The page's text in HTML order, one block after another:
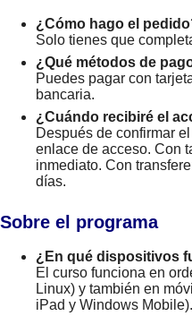
¿Cómo hago el
Solo tienes que
¿Qué métodos de
Puedes pagar con
bancaria.
¿Cuándo recibiré el
Después de confirmar
enlace de acceso. Con
inmediato. Con
días.
Sobre el programa
¿En qué dispositivos
El curso funciona en
Linux) y también en
iPad y Windows Mobile).